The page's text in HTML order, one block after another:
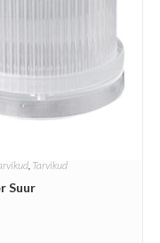
, Tarvikud
Suur